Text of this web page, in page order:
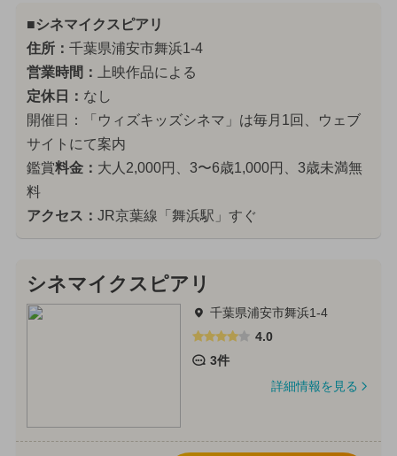
■シネマイクスピアリ
住所： 千葉県浦安市舞浜1-4
営業時間： 上映作品による
定休日： なし
開催日：「ウィズキッズシネマ」は毎月1回、ウェブ
サイトにて案内
鑑賞料金： 大人2,000円、3〜6歳1,000円、3歳未満無
料
アクセス： JR京葉線「舞浜駅」すぐ
シネマイクスピアリ
千葉県浦安市舞浜1-4
4.0
3件
詳細情報を見る